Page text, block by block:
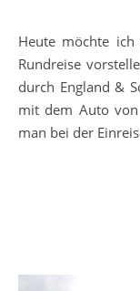
Heute möchte ich euch gerne die genaue Route unserer
Rundreise
durch England &
mit dem Auto von
man bei der